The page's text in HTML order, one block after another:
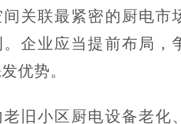
关联最紧密的厨电市
。企业应当提前布局，
优势。
小区厨电设备老化